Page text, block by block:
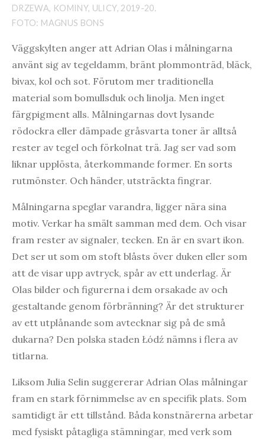
DRZEWA, KOMINY, ULICY, 2019-20.
FOTO: MAGNUS BONS
Väggskylten anger att Adrian Olas i målningarna
använt sig av tegeldamm, bränt plommonträd, bläck,
bivax, kol och sot. Förutom mer traditionella
material som bomullsduk och linolja. Men inget
färgpigment alls. Målningarnas dovt lysande
rödockra eller dämpade gråsvarta toner är alltså
rester av tegel och förkolnat trä. Jag ser vad som
liknar upplösta, återkommande former. En sorts
rutmönster. Och händer, utsträckta fingrar.
Målningarna speglar varandra, ligger nära sina
motiv. Verkar ha smält samman med dem. Och visar
fram rester av signaler, tecken. En är en svart ikon.
Det ser ut som om stoft blåsts över duken eller som
att de visar upp avtryck, spår av ett underlag. Är
Olas bilder och figurerna i dem orsakade av och
gestaltande genom förbränning? Är det strukturer
av ett utplånande som avtecknar sig på de små
dukarna? Den polska staden Łódź nämns i flera av
titlarna.
Liksom Julia Selin suggererar Adrian Olas målningar
fram en stark förnimmelse av en specifik plats. Som
samtidigt är ett tillstånd. Båda konstnärerna arbetar
med fysiskt påtagliga stämningar, med verk som